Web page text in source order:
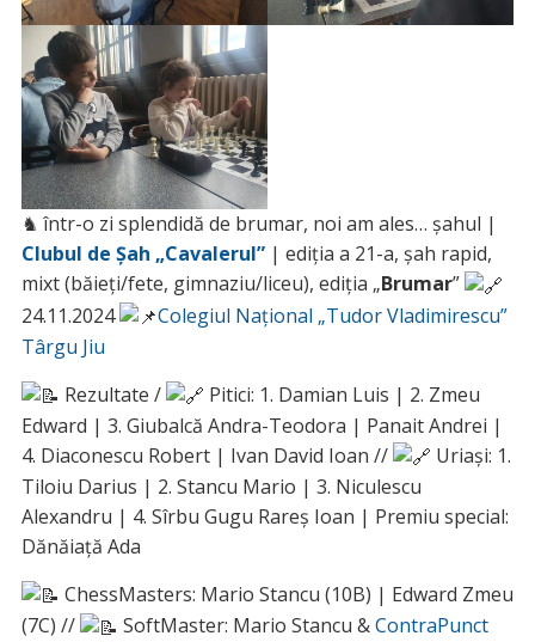
♞ într-o zi splendidă de brumar, noi am ales… șahul |
Clubul de Șah „Cavalerul”| ediția a 21-a, șah rapid,
mixt (băieți/fete, gimnaziu/liceu), ediția „Brumar”
24.11.2024
Colegiul Național „Tudor Vladimirescu”
Târgu Jiu
Rezultate /
Pitici: 1. Damian Luis | 2. Zmeu
Edward | 3. Giubalcă Andra-Teodora | Panait Andrei |
4. Diaconescu Robert | Ivan David Ioan //
Uriași: 1.
Tiloiu Darius | 2. Stancu Mario | 3. Niculescu
Alexandru | 4. Sîrbu Gugu Rareș Ioan | Premiu special:
Dănăiață Ada
ChessMasters: Mario Stancu (10B) | Edward Zmeu
(7C) //
SoftMaster: Mario Stancu &ContraPunct